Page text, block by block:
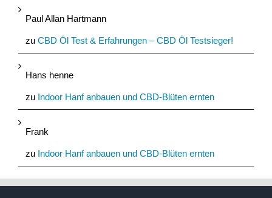
Paul Allan Hartmann
zu CBD Öl Test & Erfahrungen – CBD Öl Testsieger!
Hans henne
zu Indoor Hanf anbauen und CBD-Blüten ernten
Frank
zu Indoor Hanf anbauen und CBD-Blüten ernten